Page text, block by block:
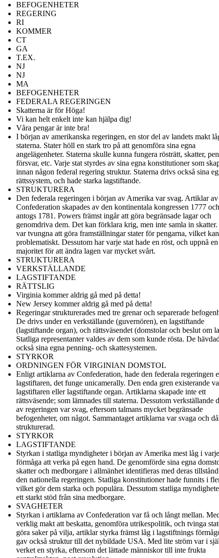
BEFOGENHETER
REGERING
RI
KOMMER
CT
GA
T.EX.
NJ
NJ
MA
BEFOGENHETER
FEDERALA REGERINGEN
Skatterna är för Höga!
Vi kan helt enkelt inte kan hjälpa dig!
Våra pengar är inte bra!
I början av amerikanska regeringen, en stor del av landets makt
staterna. Stater höll en stark tro på att genomföra sina egna
angelägenheter. Staterna skulle kunna fungera rösträtt, skatter,
försvar, etc. Varje stat styrdes av sina egna konstitutioner som
innan någon federal regering struktur. Staterna drivs också sina
rättssystem, och hade starka lagstiftande.
STRUKTURERA
Den federala regeringen i början av Amerika var svag. Artiklar av
Confederation skapades av den kontinentala kongressen 1777 och
antogs 1781. Powers främst ingår att göra begränsade lagar och
genomdriva dem. Det kan förklara krig, men inte samla in
var tvungna att göra framställningar stater för pengarna, vilket
problematiskt. Dessutom har varje stat hade en röst, och uppnå en
majoritet för att ändra lagen var mycket svårt.
STRUKTURERA
VERKSTÄLLANDE
LAGSTIFTANDE
RÄTTSLIG
Virginia kommer aldrig gå med på detta!
New Jersey kommer aldrig gå med på detta!
Regeringar strukturerades med tre grenar och separerade
De drivs under en verkställande (guvernören), en lagstiftande
(lagstiftande organ), och rättsväsendet (domstolar och beslut om
Statliga representanter valdes av dem som kunde rösta. De
också sina egna penning- och skattesystemen.
STYRKOR
ORDNINGEN FÖR VIRGINIAN DOMSTOL
Enligt artiklarna av Confederation, hade den federala regeringen
lagstiftaren, det funge unicamerally. Den enda gren existerande
lagstiftaren eller lagstiftande organ. Artiklarna skapade inte ett
rättsväsende; som lämnades till staterna. Dessutom verkställande
av regeringen var svag, eftersom talmans mycket begränsade
befogenheter, om något. Sammantaget artiklarna var svaga och
strukturerad.
STYRKOR
LAGSTIFTANDE
Styrkan i statliga myndigheter i början av Amerika mest låg i
förmåga att verka på egen hand. De genomförde sina egna
skatter och medborgare i allmänhet identifieras med deras
den nationella regeringen. Statliga konstitutioner hade funnits i
vilket gör dem starka och populära. Dessutom statliga
ett starkt stöd från sina medborgare.
SVAGHETER
Styrkan i artiklarna av Confederation var få och långt mellan.
verklig makt att beskatta, genomföra utrikespolitik, och tvinga
göra saker på vilja, artiklar styrka främst låg i lagstiftnings
gav också struktur till det nybildade USA. Med lite ström var i
verket en styrka, eftersom det lättade människor till inte frukta